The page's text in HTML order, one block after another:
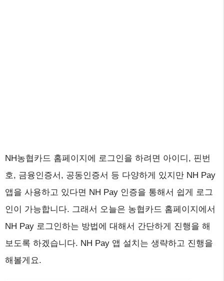
NH농협카드 홈페이지에 로그인을 하려면 아이디, 핀번
호, 금융인증서, 공동인증서 등 다양하게 있지만 NH Pay
앱을 사용하고 있다면 NH Pay 인증을 통해서 쉽게 로그
인이 가능합니다. 그래서 오늘은 농협카드 홈페이지에서
NH Pay 로그인하는 방법에 대해서 간단하게 진행을 해
보도록 하겠습니다. NH Pay 앱 설치는 생략하고 진행을
해볼게요.